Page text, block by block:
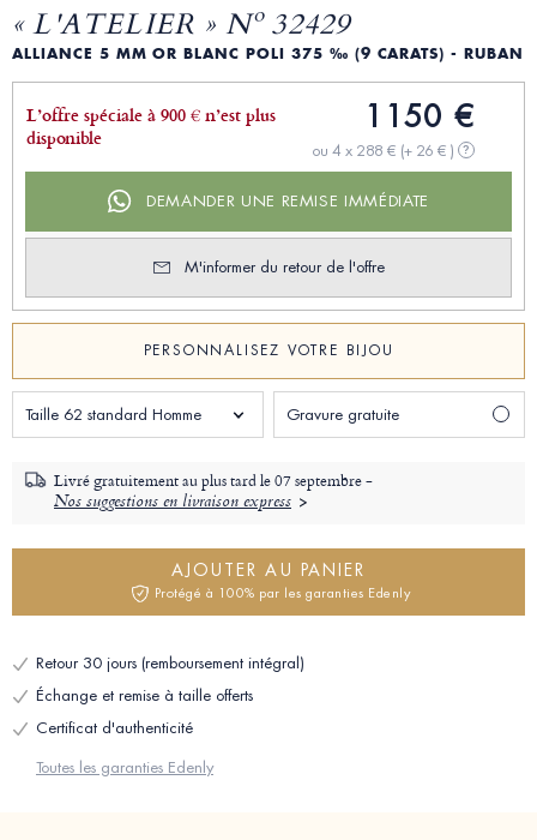
« L'ATELIER » Nº 32429
ALLIANCE 5 MM OR BLANC POLI 375 ‰ (9 CARATS) - RUBAN
L’offre spéciale à 900 € n’est plus
disponible
1150 €
ou 4 x 288 € (+ 26 € ) ?
DEMANDER UNE REMISE IMMÉDIATE
M'informer du retour de l'offre
PERSONNALISEZ VOTRE BIJOU
Taille 62 standard Homme Gravure gratuite
Livré gratuitement au plus tard le07 septembre -
Nos suggestions en livraison express
AJOUTER AU PANIER
Protégé à 100% par les garanties Edenly
Retour 30 jours (remboursement intégral)
Échange et remise à taille offerts
Certificat d'authenticité
Toutes les garanties Edenly